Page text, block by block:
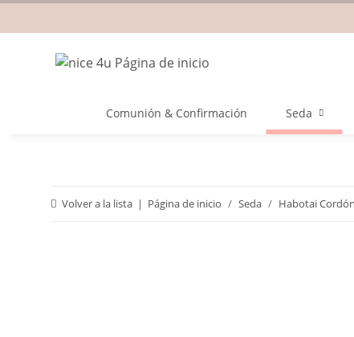
Comunión & Confirmación Seda
Volver a la lista Página de inicio Seda Habotai